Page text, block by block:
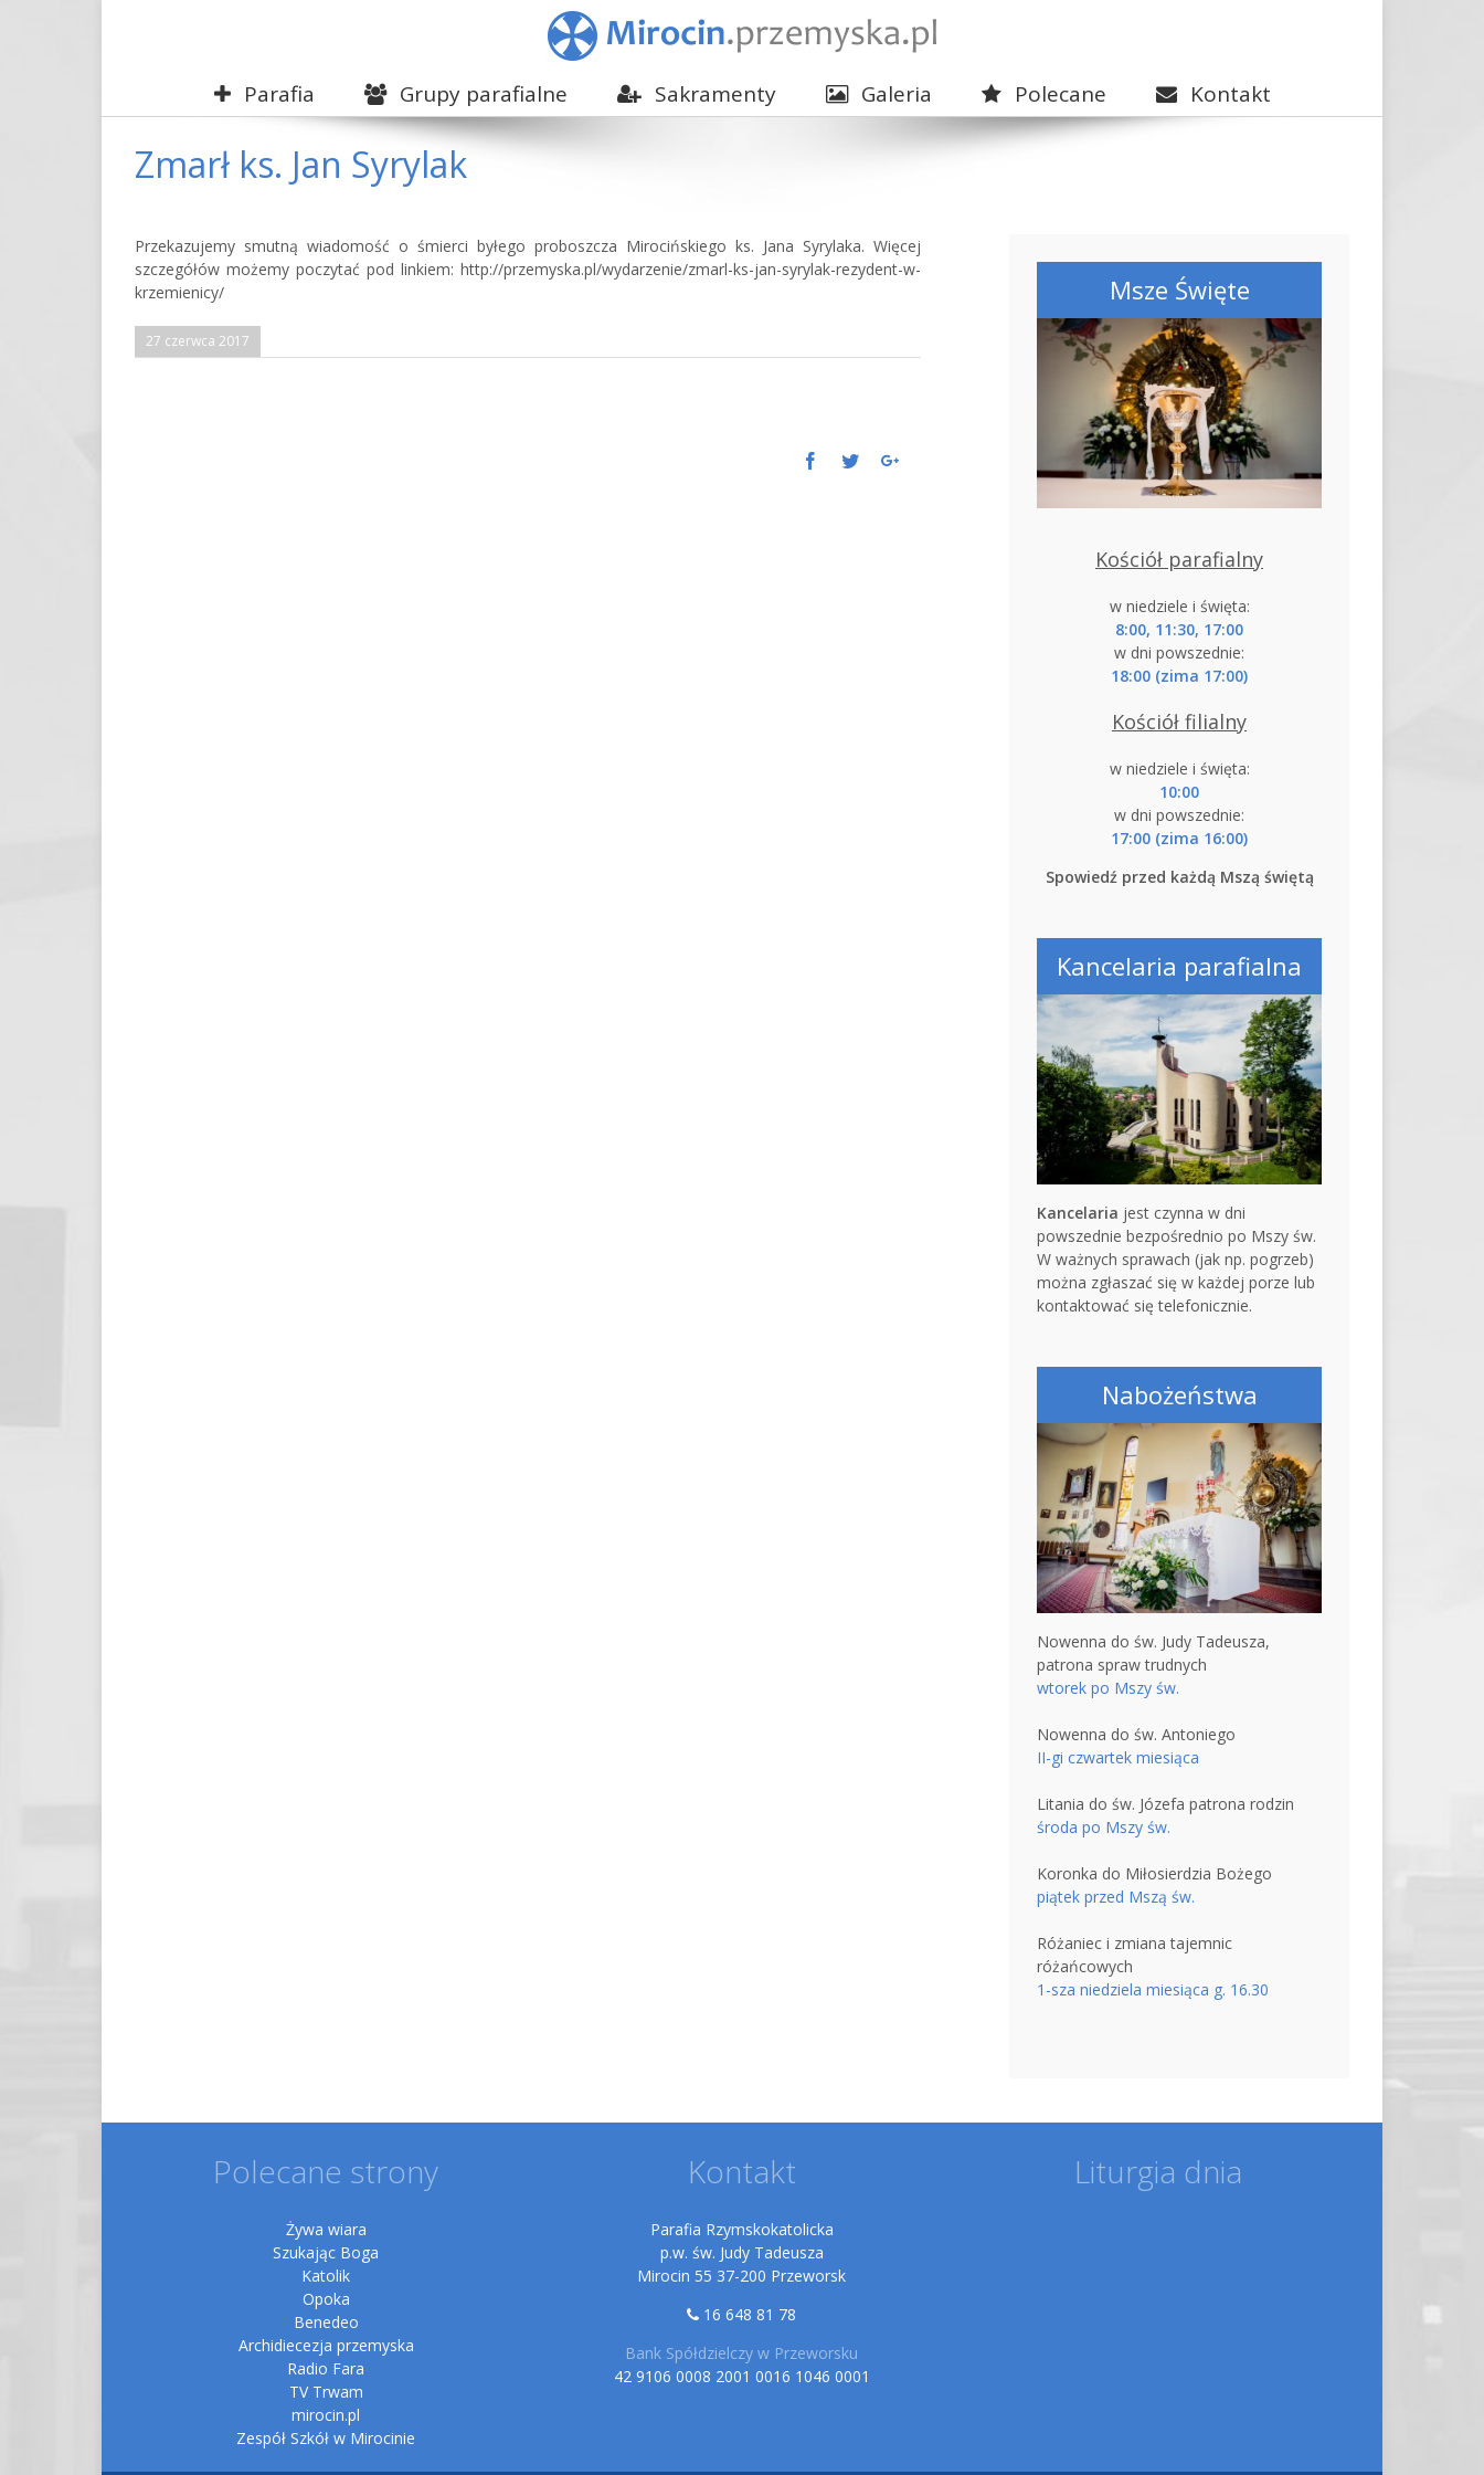
Parafia Grupy parafialne Sakramenty Galeria Polecane Kontakt
Zmarł ks. Jan Syrylak
Przekazujemy smutną wiadomość o śmierci byłego proboszcza Mirocińskiego ks. Jana Syrylaka. Więcej
szczegółów możemy poczytać pod linkiem: http://przemyska.pl/wydarzenie/zmarl-ks-jan-syrylak-rezydent-w-
krzemienicy/
27 czerwca 2017
Facebook
TwitterGoogle+
Msze Święte
Kościół parafialny
w niedziele i święta:
8:00, 11:30, 17:00
w dni powszednie:
18:00 (zima 17:00)
Kościół filialny
w niedziele i święta:
10:00
w dni powszednie:
17:00 (zima 16:00)
Spowiedź przed każdą Mszą świętą
Kancelaria parafialna
Kancelaria jest czynna w dni
powszednie bezpośrednio po Mszy św.
W ważnych sprawach (jak np. pogrzeb)
można zgłaszać się w każdej porze lub
kontaktować się telefonicznie.
Nabożeństwa
Nowenna do św. Judy Tadeusza,
patrona spraw trudnych
wtorek po Mszy św.
Nowenna do św. Antoniego
II-gi czwartek miesiąca
Litania do św. Józefa patrona rodzin
środa po Mszy św.
Koronka do Miłosierdzia Bożego
piątek przed Mszą św.
Różaniec i zmiana tajemnic
różańcowych
1-sza niedziela miesiąca g. 16.30
Polecane strony
Żywa wiara
Szukając Boga
Katolik
Opoka
Benedeo
Archidiecezja przemyska
Radio Fara
TV Trwam
mirocin.pl
Zespół Szkół w Mirocinie
Kontakt
Parafia Rzymskokatolicka
p.w. św. Judy Tadeusza
Mirocin 55 37-200 Przeworsk
16 648 81 78
Bank Spółdzielczy w Przeworsku
42 9106 0008 2001 0016 1046 0001
Liturgia dnia